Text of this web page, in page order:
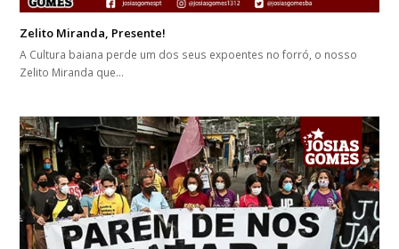
Zelito Miranda, Presente!
A Cultura baiana perde um dos seus expoentes no forró, o nosso
Zelito Miranda que…